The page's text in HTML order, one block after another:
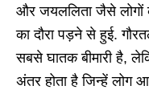
और जयललिता जैसे लोगों
का दौरा पड़ने से हुई.
सबसे घातक बीमारी है,
अंतर होता है जिन्हें लोग